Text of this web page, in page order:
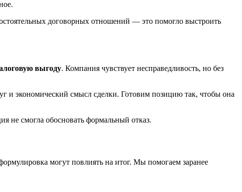
договорных отношений — это помогло выстроить
выгоду. Компания чувствует несправедливость, но без
и экономический смысл сделки. Готовим позицию так, чтобы она
не смогла обосновать формальный отказ.
могут повлиять на итог. Мы помогаем заранее